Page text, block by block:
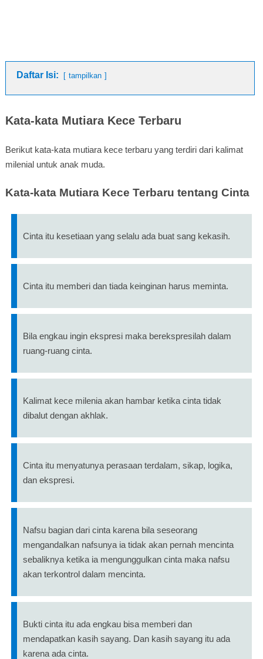
Daftar Isi: tampilkan
Kata-kata Mutiara Kece Terbaru
Berikut kata-kata mutiara kece terbaru yang terdiri dari kalimat
milenial untuk anak muda.
Kata-kata Mutiara Kece Terbaru tentang Cinta
Cinta itu kesetiaan yang selalu ada buat sang kekasih.
Cinta itu memberi dan tiada keinginan harus meminta.
Bila engkau ingin ekspresi maka berekspresilah dalam
ruang-ruang cinta.
Kalimat kece milenia akan hambar ketika cinta tidak
dibalut dengan akhlak.
Cinta itu menyatunya perasaan terdalam, sikap, logika,
dan ekspresi.
Nafsu bagian dari cinta karena bila seseorang
mengandalkan nafsunya ia tidak akan pernah mencinta
sebaliknya ketika ia mengunggulkan cinta maka nafsu
akan terkontrol dalam mencinta.
Bukti cinta itu ada engkau bisa memberi dan
mendapatkan kasih sayang. Dan kasih sayang itu ada
karena ada cinta.